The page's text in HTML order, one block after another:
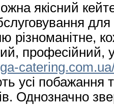
якісний
для
різноманітне,
професійний,
усі побажання
Однозначно